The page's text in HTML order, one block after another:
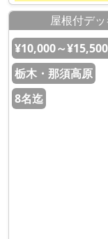
屋根付デ
¥10,000～¥15,500
栃木・那須高原
8名迄